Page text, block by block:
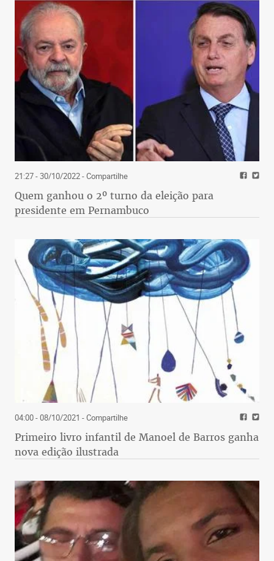
21:27 - 30/10/2022- Compartilhe
Quem ganhou o 2º turno da eleição para
presidente em Pernambuco
04:00 - 08/10/2021 - Compartilhe
Primeiro livro infantil de Manoel de Barros ganha
nova edição ilustrada